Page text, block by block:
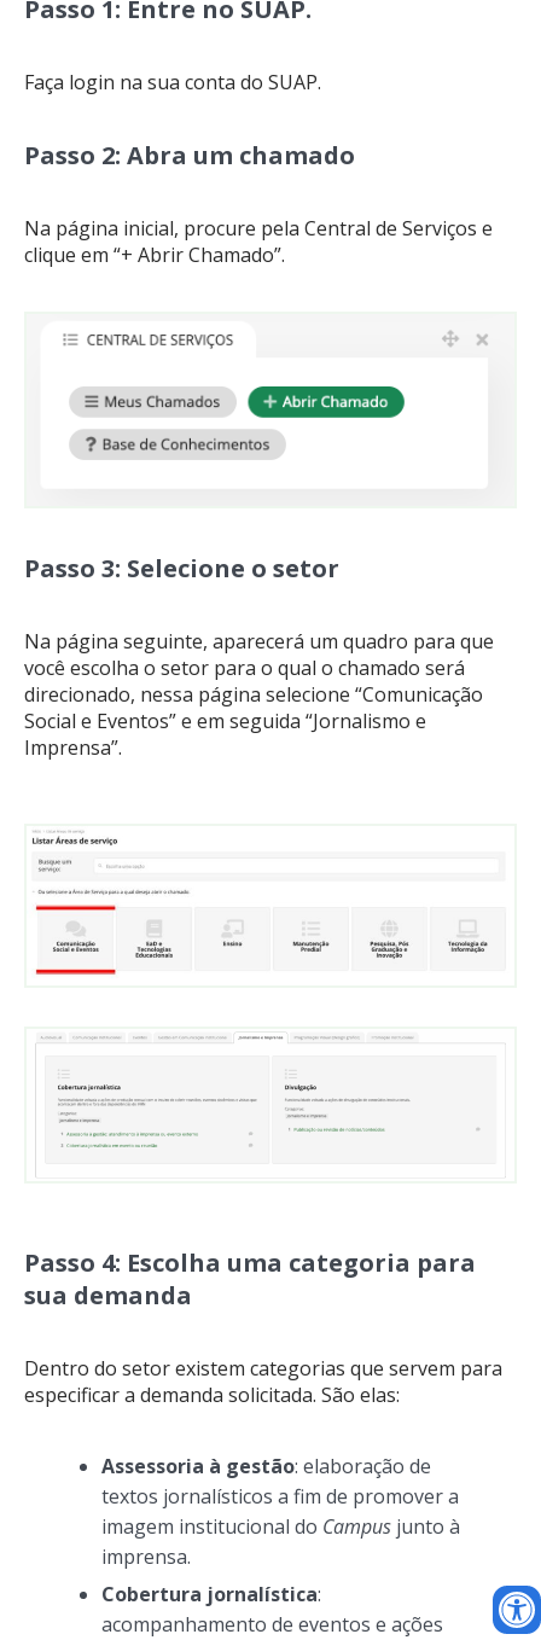
Passo 1: Entre no SUAP.
Faça login na sua conta do SUAP.
Passo 2: Abra um chamado
Na página inicial, procure pela Central de Serviços e
clique em “+ Abrir Chamado”.
Passo 3: Selecione o setor
Na página seguinte, aparecerá um quadro para que
você escolha o setor para o qual o chamado será
direcionado, nessa página selecione “Comunicação
Social e Eventos” e em seguida “Jornalismo e
Imprensa”.
Passo 4: Escolha uma categoria para
sua demanda
Dentro do setor existem categorias que servem para
especificar a demanda solicitada. São elas:
Assessoria à gestão: elaboração de
textos jornalísticos a fim de promover a
imagem institucional do Campus junto à
imprensa.
Cobertura jornalística:
acompanhamento de eventos e ações